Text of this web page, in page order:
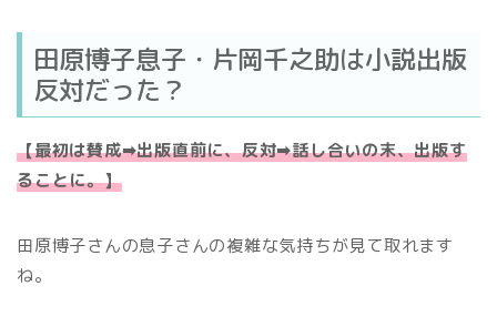
田原博子息子・片岡千之助は小説出版
反対だった？
【最初は賛成➡出版直前に、反対➡話し合いの末、出版す
ることに。】
田原博子さんの息子さんの複雑な気持ちが見て取れます
ね。